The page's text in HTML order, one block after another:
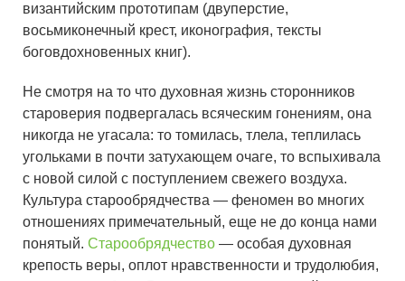
византийским прототипам (двуперстие,
восьмиконечный крест, иконография, тексты
боговдохновенных книг).
Не смотря на то что духовная жизнь сторонников
староверия подвергалась всяческим гонениям, она
никогда не угасала: то томилась, тлела, теплилась
угольками в почти затухающем очаге, то вспыхивала
с новой силой с поступлением свежего воздуха.
Культура старообрядчества — феномен во многих
отношениях примечательный, еще не до конца нами
понятый. Старообрядчество — особая духовная
крепость веры, оплот нравственности и трудолюбия,